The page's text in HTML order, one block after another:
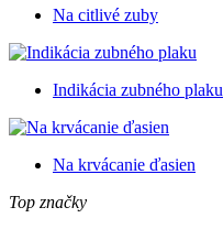
Na citlivé zuby
Indikácia zubného plaku
Na krvácanie ďasien
Top značky